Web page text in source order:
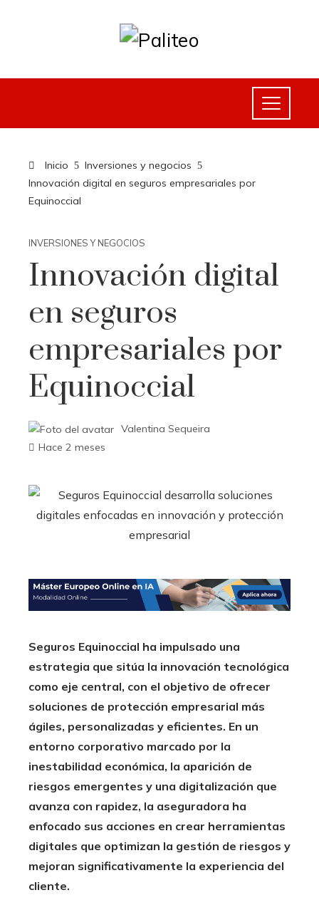
Inicio
Inversiones y negocios
Innovación digital en seguros empresariales por
Equinoccial
INVERSIONES Y NEGOCIOS
Innovación digital
en seguros
empresariales por
Equinoccial
Valentina Sequeira
Hace 2 meses
Seguros Equinoccial ha impulsado una
estrategia que sitúa la innovación tecnológica
como eje central, con el objetivo de ofrecer
soluciones de protección empresarial más
ágiles, personalizadas y eficientes. En un
entorno corporativo marcado por la
inestabilidad económica, la aparición de
riesgos emergentes y una digitalización que
avanza con rapidez, la aseguradora ha
enfocado sus acciones en crear herramientas
digitales que optimizan la gestión de riesgos y
mejoran significativamente la experiencia del
cliente.